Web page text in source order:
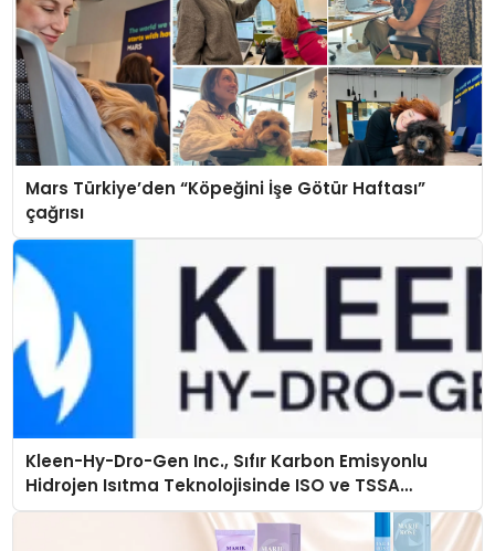
Mars Türkiye’den “Köpeğini İşe Götür Haftası”
çağrısı
Kleen-Hy-Dro-Gen Inc., Sıfır Karbon Emisyonlu
Hidrojen Isıtma Teknolojisinde ISO ve TSSA
Düzenleyici Onaylarını Aldı